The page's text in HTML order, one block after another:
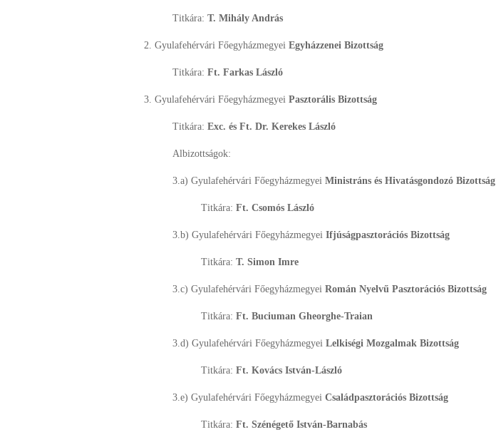
Titkára: T. Mihály András
2. Gyulafehérvári Főegyházmegyei Egyházzenei Bizottság
Titkára: Ft. Farkas László
3. Gyulafehérvári Főegyházmegyei Pasztorális Bizottság
Titkára: Exc. és Ft. Dr. Kerekes László
Albizottságok:
3.a) Gyulafehérvári Főegyházmegyei Ministráns és Hivatásgondozó Bizottság
Titkára: Ft. Csomós László
3.b) Gyulafehérvári Főegyházmegyei Ifjúságpasztorációs Bizottság
Titkára: T. Simon Imre
3.c) Gyulafehérvári Főegyházmegyei Román Nyelvű Pasztorációs Bizottság
Titkára: Ft. Buciuman Gheorghe-Traian
3.d) Gyulafehérvári Főegyházmegyei Lelkiségi Mozgalmak Bizottság
Titkára: Ft. Kovács István-László
3.e) Gyulafehérvári Főegyházmegyei Családpasztorációs Bizottság
Titkára: Ft. Szénégető István-Barnabás